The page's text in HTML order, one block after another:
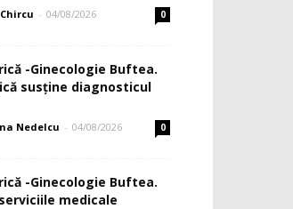
- 04/08/2026 0
-Ginecologie Buftea.
susţine diagnosticul
Nedelcu - 04/08/2026 0
-Ginecologie Buftea.
medicale